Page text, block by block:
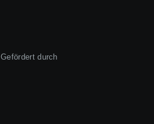
Gefördert durch